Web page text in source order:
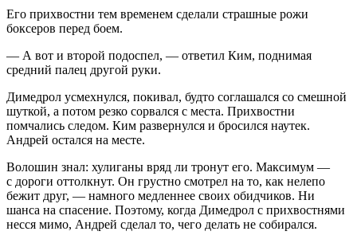
Его прихвостни тем временем сделали страшные рожи
боксеров перед боем.
— А вот и второй подоспел, — ответил Ким, поднимая
средний палец другой руки.
Димедрол усмехнулся, покивал, будто соглашался со смешной
шуткой, а потом резко сорвался с места. Прихвостни
помчались следом. Ким развернулся и бросился наутек.
Андрей остался на месте.
Волошин знал: хулиганы вряд ли тронут его. Максимум —
с дороги оттолкнут. Он грустно смотрел на то, как нелепо
бежит друг, — намного медленнее своих обидчиков. Ни
шанса на спасение. Поэтому, когда Димедрол с прихвостнями
несся мимо, Андрей сделал то, чего делать не собирался.